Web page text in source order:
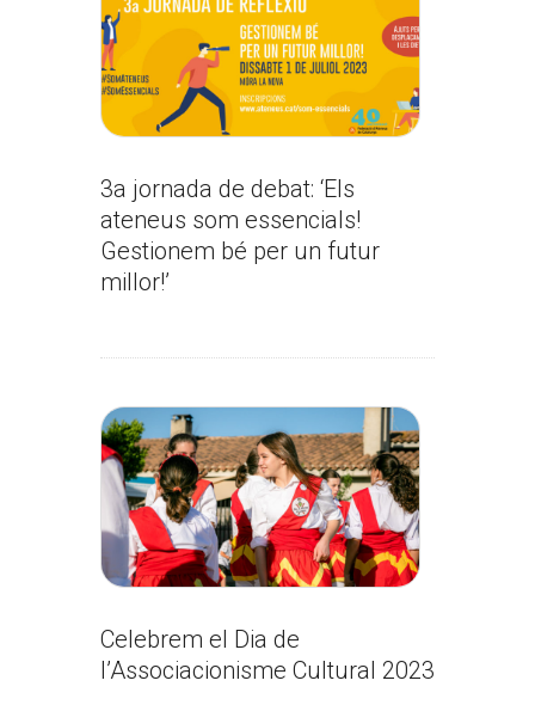
3a jornada de debat: ‘Els
ateneus som essencials!
Gestionem bé per un futur
millor!’
Celebrem el Dia de
l’Associacionisme Cultural 2023